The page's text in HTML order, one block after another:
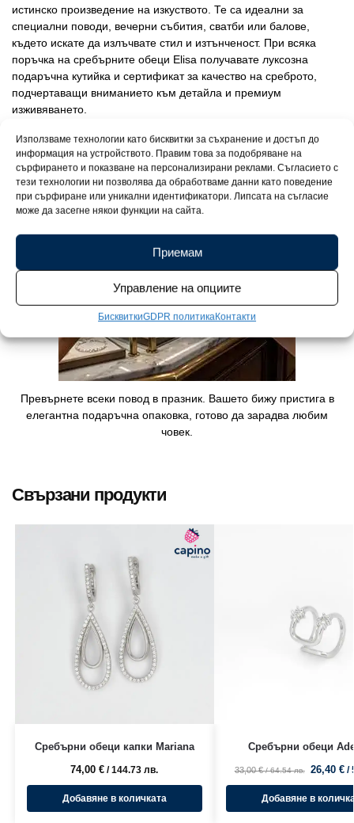
Използваме технологии като бисквитки за съхранение и достъп до
информация на устройството. Правим това за подобряване на
сърфирането и показване на персонализирани реклами. Съгласието с
тези технологии ни позволява да обработваме данни като поведение
при сърфиране или уникални идентификатори. Липсата на съгласие
може да засегне някои функции на сайта.
Приемам
Управление на опциите
БисквиткиGDPR политикаКонтакти
истинско произведение на изкуството. Те са идеални за
специални поводи, вечерни събития, сватби или балове,
където искате да излъчвате стил и изтънченост. При всяка
поръчка на сребърните обеци Elisa получавате луксозна
подаръчна кутийка и сертификат за качество на среброто,
подчертаващи вниманието към детайла и премиум
изживяването.
Превърнете всеки повод в празник. Вашето бижу пристига в
елегантна подаръчна опаковка, готово да зарадва любим
човек.
Свързани продукти
Сребърни обеци капки Mariana
74,00€ / 144.73 лв.
Добавяне в количката
Сребърни обеци
33,00€ / 64.54 лв. 26,40 € /
Добавяне в